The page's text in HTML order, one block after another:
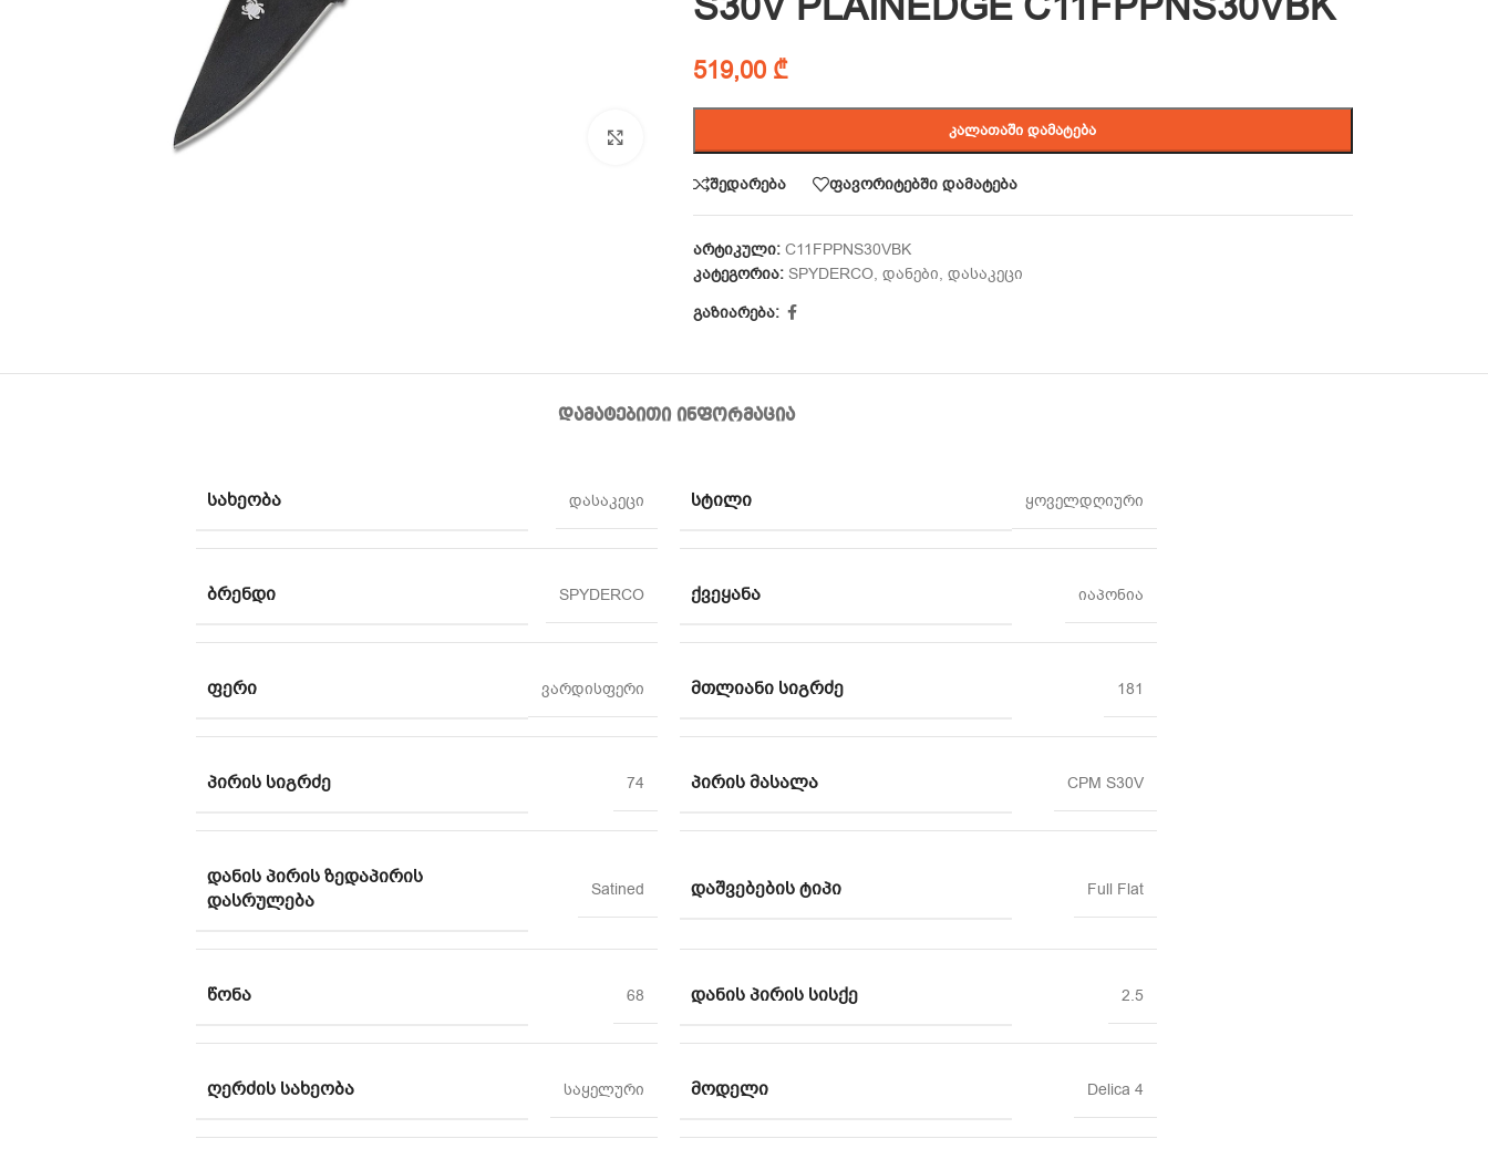
519,00 ₾
ᲙᲐᲚᲐᲗᲐᲨᲘ ᲓᲐᲛᲐᲢᲔᲑᲐ
შედარება ფავორიტებში დამატება
არტიკული: C11FPPNS30VBK
კატეგორია: SPYDERCO, დანები, დასაკეცი
გაზიარება:
ᲓᲐᲛᲐᲢᲔᲑᲘᲗᲘ ᲘᲜᲤᲝᲠᲛᲐᲪᲘᲐ
ᲡᲐᲮᲔᲝᲑᲐ დასაკეცი ᲡᲢᲘᲚᲘ ყოველდღიური
ᲑᲠᲔᲜᲓᲘ SPYDERCO ᲥᲕᲔᲧᲐᲜᲐ იაპონია
ᲤᲔᲠᲘ ვარდისფერი ᲛᲗᲚᲘᲐᲜᲘ ᲡᲘᲒᲠᲫᲔ 181
ᲞᲘᲠᲘᲡ ᲡᲘᲒᲠᲫᲔ 74 ᲞᲘᲠᲘᲡ ᲛᲐᲡᲐᲚᲐ CPM S30V
ᲓᲐᲜᲘᲡ ᲞᲘᲠᲘᲡ ᲖᲔᲓᲐᲞᲘᲠᲘᲡ
ᲓᲐᲡᲠᲣᲚᲔᲑᲐ
Satined ᲓᲐᲨᲕᲔᲑᲔᲑᲘᲡ ᲢᲘᲞᲘ Full Flat
ᲬᲝᲜᲐ 68 ᲓᲐᲜᲘᲡ ᲞᲘᲠᲘᲡ ᲡᲘᲡᲥᲔ 2.5
ᲦᲔᲠᲫᲘᲡ ᲡᲐᲮᲔᲝᲑᲐ საყელური ᲛᲝᲓᲔᲚᲘ Delica 4